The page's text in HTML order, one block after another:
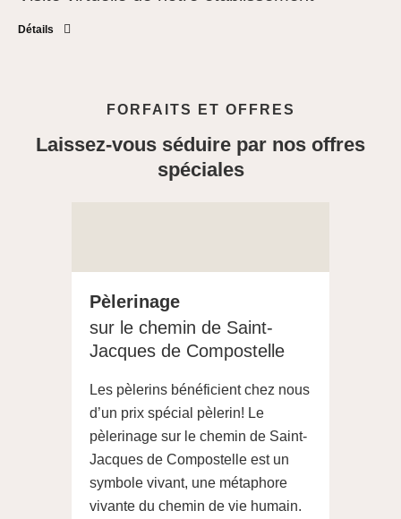
Détails
Laissez-vous séduire par nos offres
spéciales
FORFAITS ET OFFRES
Pèlerinage
sur le chemin de Saint-
Jacques de Compostelle
Les pèlerins bénéficient chez nous
d’un prix spécial pèlerin! Le
pèlerinage sur le chemin de Saint-
Jacques de Compostelle est un
symbole vivant, une métaphore
vivante du chemin de vie humain.